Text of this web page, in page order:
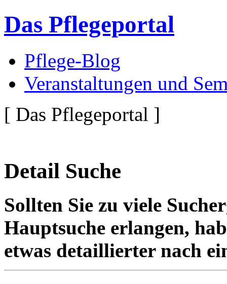
Das Pflegeportal
Pflege-Blog
Veranstaltungen und
[ Das Pflegeportal ]
Detail Suche
Sollten Sie zu viele
Hauptsuche erlangen,
etwas detaillierter nach